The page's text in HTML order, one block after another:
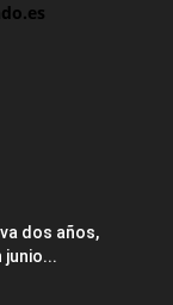
dos años,
junio...